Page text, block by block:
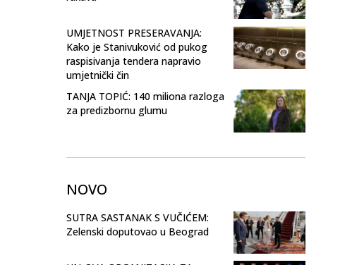
UMJETNOST PRESERAVANJA:
Kako je Stanivuković od pukog
raspisivanja tendera napravio
umjetnički čin
TANJA TOPIĆ: 140 miliona razloga
za predizbornu glumu
NOVO
SUTRA SASTANAK S VUČIĆEM:
Zelenski doputovao u Beograd